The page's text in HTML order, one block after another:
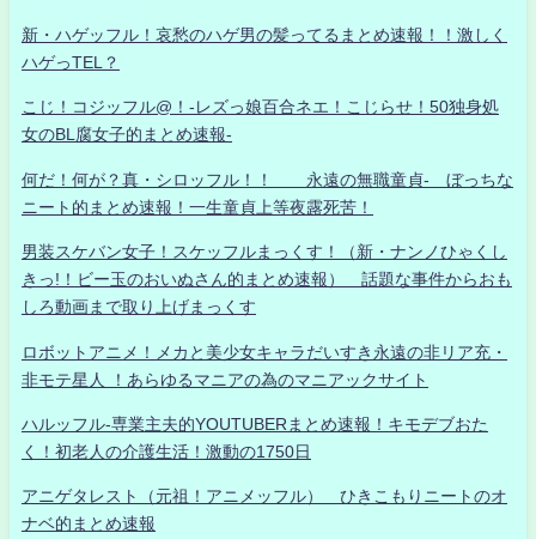
新・ハゲッフル！哀愁のハゲ男の髪ってるまとめ速報！！激しく
ハゲっTEL？
こじ！コジッフル@！-レズっ娘百合ネエ！こじらせ！50独身処
女のBL腐女子的まとめ速報-
何だ！何が？真・シロッフル！！ 永遠の無職童貞- ぼっちな
ニート的まとめ速報！一生童貞上等夜露死苦！
男装スケバン女子！スケッフルまっくす！（新・ナンノひゃくし
きっ!！ビー玉のおいぬさん的まとめ速報） 話題な事件からおも
しろ動画まで取り上げまっくす
ロボットアニメ！メカと美少女キャラだいすき永遠の非リア充・
非モテ星人 ！あらゆるマニアの為のマニアックサイト
ハルッフル-専業主夫的YOUTUBERまとめ速報！キモデブおた
く！初老人の介護生活！激動の1750日
アニゲタレスト（元祖！アニメッフル） ひきこもりニートのオ
ナベ的まとめ速報